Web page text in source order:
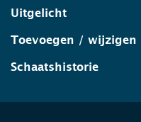
Uitgelicht
Toevoegen / wijzigen
Schaatshistorie